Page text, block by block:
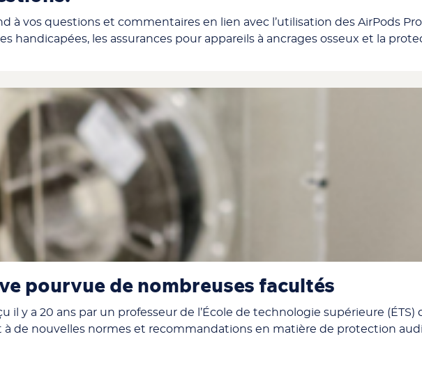
à vos questions et commentaires en lien avec l’utilisation des AirPods
handicapées, les assurances pour appareils à ancrages osseux et la
pourvue de nombreuses facultés
il y a 20 ans par un professeur de l’École de technologie supérieure
à de nouvelles normes et recommandations en matière de protection